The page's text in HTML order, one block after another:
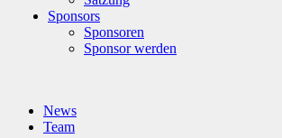
Sponsors
Sponsoren
Sponsor werden
News
Team